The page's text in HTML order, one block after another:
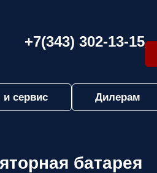
+7(343) 302-13-15
и сервис Дилерам
батарея